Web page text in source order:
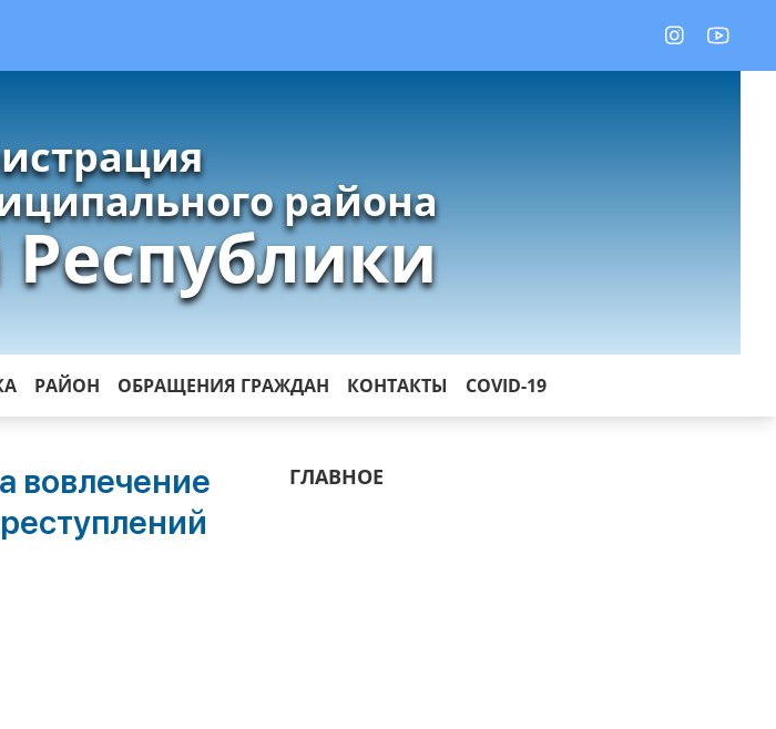
района
РАЙОН ОБРАЩЕНИЯ ГРАЖДАН КОНТАКТЫ COVID-19
вовлечение
ГЛАВНОЕ